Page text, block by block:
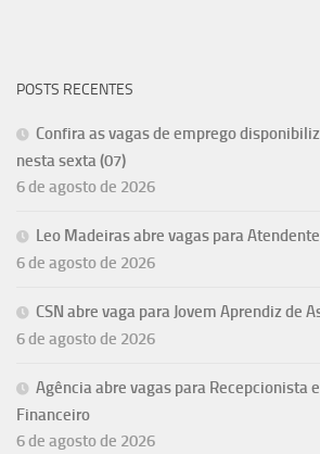
POSTS RECENTES
Confira as vagas de emprego
nesta sexta (07)
6 de agosto de 2026
Leo Madeiras abre vagas para
6 de agosto de 2026
CSN abre vaga para Jovem Aprendiz de
6 de agosto de 2026
Agência abre vagas para Recepcionista
Financeiro
6 de agosto de 2026